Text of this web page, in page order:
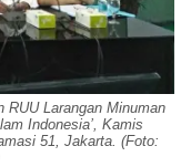
RUU Larangan Minuman
Indonesia’, Kamis
51, Jakarta. (Foto: